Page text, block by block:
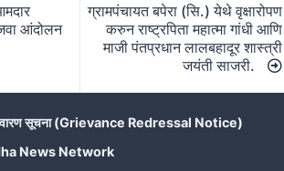
आंदोलन
ग्रामपंचायत बपेरा (सि.) येथे वृक्षारोपण
करुन राष्ट्रपिता महात्मा गांधी आणि
माजी पंतप्रधान लालबहादूर शास्त्री
जयंती साजरी.
सूचना (Grievance Redressal Notice)
News Network